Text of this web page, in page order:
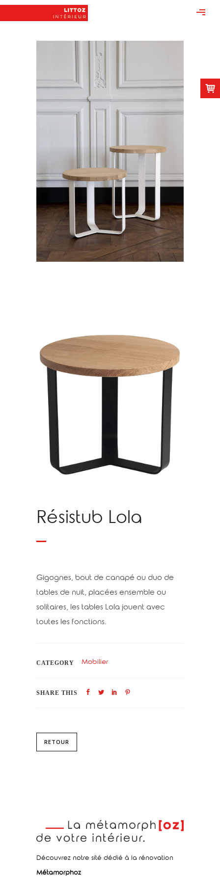
Résistub Lola
Gigognes, bout de canapé ou duo de
tables de nuit, placées ensemble ou
solitaires, les tables Lola jouent avec
toutes les fonctions.
CATEGORY Mobilier
SHARE THIS
RETOUR
Découvrez notre sité dédié à la rénovation
Métamorphoz